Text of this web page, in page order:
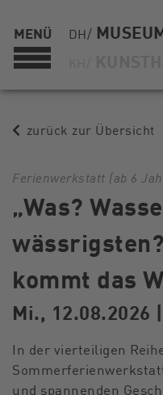
MENÜ DH/
zurück zur Übersicht
Ferienwerkstatt (ab 6
„Was?
kommt das
Mi., 12.08.2026
In der vierteiligen
und spannenden